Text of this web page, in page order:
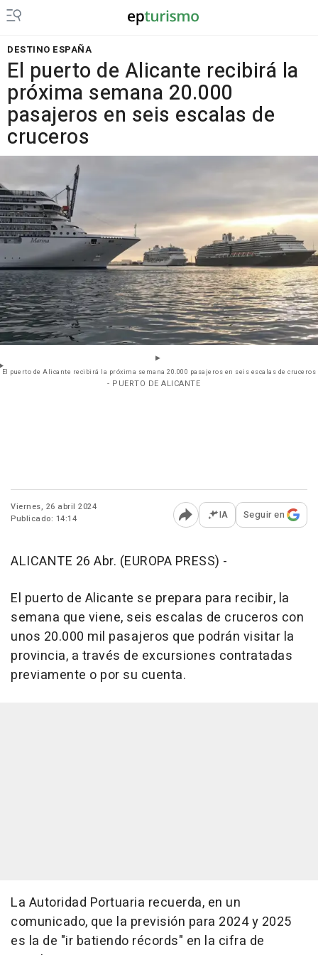
DESTINO ESPAÑA
El puerto de Alicante recibirá la
próxima semana 20.000
pasajeros en seis escalas de
cruceros
El puerto de Alicante recibirá la próxima semana 20.000 pasajeros en seis escalas de cruceros
- PUERTO DE ALICANTE
Viernes, 26 abril 2024
Publicado: 14:14
Abrir opciones para
IA Seguir en
ALICANTE 26 Abr. (EUROPA PRESS) -
El puerto de Alicante se prepara para recibir, la
semana que viene, seis escalas de cruceros con
unos 20.000 mil pasajeros que podrán visitar la
provincia, a través de excursiones contratadas
previamente o por su cuenta.
La Autoridad Portuaria recuerda, en un
comunicado, que la previsión para 2024 y 2025
es la de "ir batiendo récords" en la cifra de